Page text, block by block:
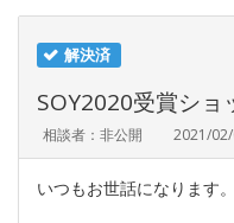
解決済
SOY2020受賞ショ
相談者：非公開 2021/
いつもお世話になります。